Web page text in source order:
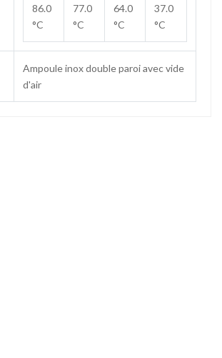
86.0
°C
77.0
°C
64.0
°C
37.0
°C
Ampoule inox double paroi avec vide
d'air